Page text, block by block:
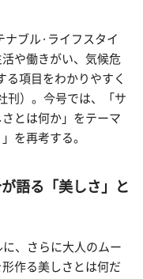
ナブル·ライフスタイ
や働きがい、気候危
る項目をわかりやすく
刊）。今号では、「サ
とは何か」をテーマ
を再考する。
語る「美しさ」と
、さらに大人のムー
作る美しさとは何だ